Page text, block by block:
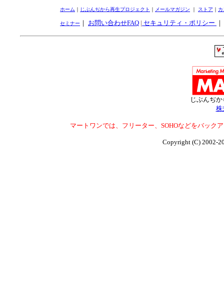
ホーム ｜ じぶんぢから再生プロジェクト ｜ メールマガジン ｜ ストア ｜
セミナー ｜ お問い合わせFAQ | セキュリティ・ポリシー ｜
じぶんぢ
株
マートワンでは、フリーター、SOHOなどをバック
Copyright (C) 2002-